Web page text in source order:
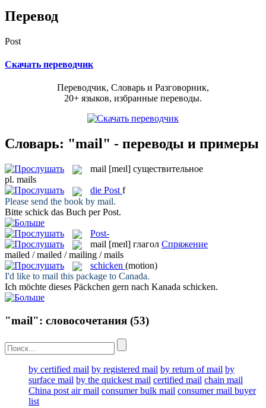
Перевод
Post
Скачать переводчик
Переводчик, Словарь и Разговорник,
20+ языков, избранные переводы.
Словарь: "mail" - переводы и примеры
mail [meɪl] существительное
pl. mails
die Post f
Please send the book by mail.
Bitte schick das Buch perPost.
Post-
mail [meɪl] глагол Спряжение
mailed / mailed / mailing / mails
schicken (motion)
I'd like to mail this package to Canada.
Ich möchte dieses Päckchen gern nach Kanada schicken.
"mail": словосочетания (53)
by certified mail by registered mail by return of mail by
surface mail by the quickest mail certified mail chain mail
China post air mail consumer bulk mail consumer mail buyer
list